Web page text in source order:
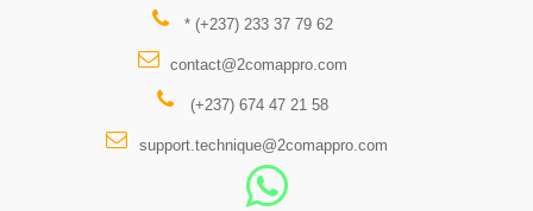
* (+237) 233 37 79 62
contact@2comappro.com
(+237) 674 47 21 58
support.technique@2comappro.com